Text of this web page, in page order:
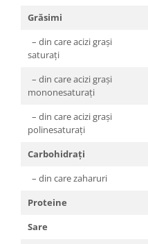
Grăsimi
– din care acizi grași
saturați
– din care acizi grași
mononesaturați
– din care acizi grași
polinesaturați
Carbohidrați
– din care zaharuri
Proteine
Sare